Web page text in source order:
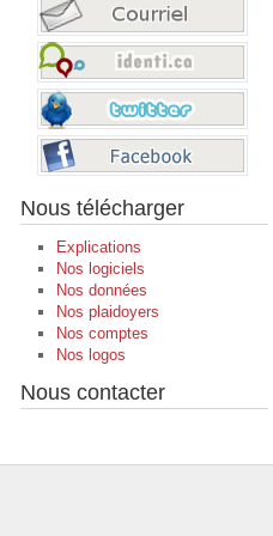
Nous télécharger
Explications
Nos logiciels
Nos données
Nos plaidoyers
Nos comptes
Nos logos
Nous contacter